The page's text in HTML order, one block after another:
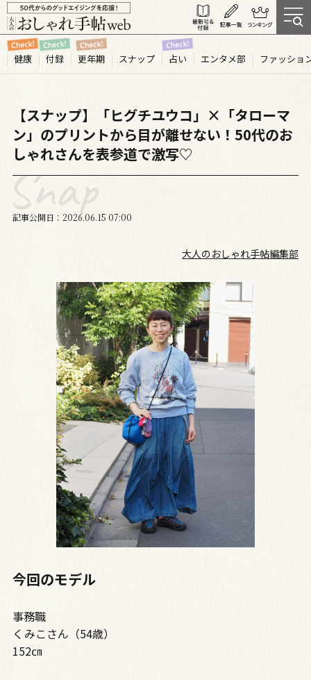
健康 付録 更年期 スナップ 占い エンタメ部 ファッショ
【スナップ】「ヒグチユウコ」×「タローマ
ン」のプリントから目が離せない！50代のお
しゃれさんを表参道で激写♡
記事公開日 2026.06 15 07:00
大人のおしゃれ手帖編集部
今回のモデル
事務職
くみこさん（54歳）
152㎝